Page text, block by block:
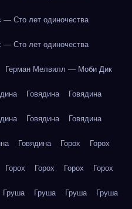
— Сто лет одиночества
— Сто лет одиночества
Герман Мелвилл — Моби Дик
Говядина Говядина
Говядина Говядина
Говядина Горох Горох
Горох Горох Горох Горох
Груша Груша Груша Груша